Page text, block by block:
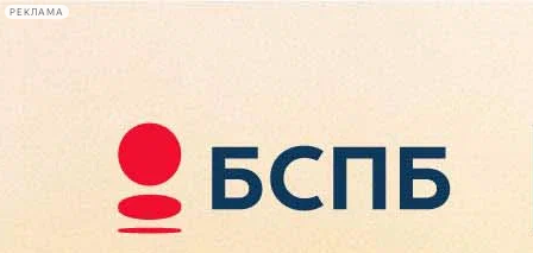
РЕКЛАМА
Сегодня:
2026.08.07
10:43
Афиша Plus